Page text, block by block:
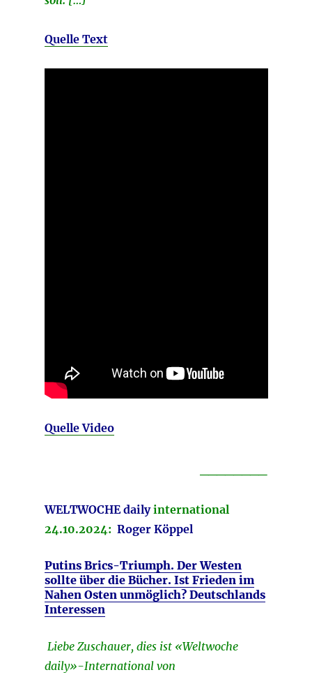
Quelle Text
Quelle Video
WELTWOCHE dailyinternational
24.10.2024: Roger Köppel
Putins Brics-Triumph. Der Westen
sollte über die Bücher. Ist Frieden im
Nahen Osten unmöglich? Deutschlands
Interessen
Liebe Zuschauer, dies ist «Weltwoche
daily»-International von